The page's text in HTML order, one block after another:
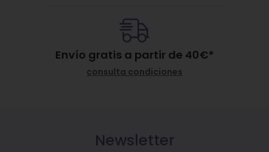
Envío gratis a partir de 40€*
consulta condiciones
Newsletter